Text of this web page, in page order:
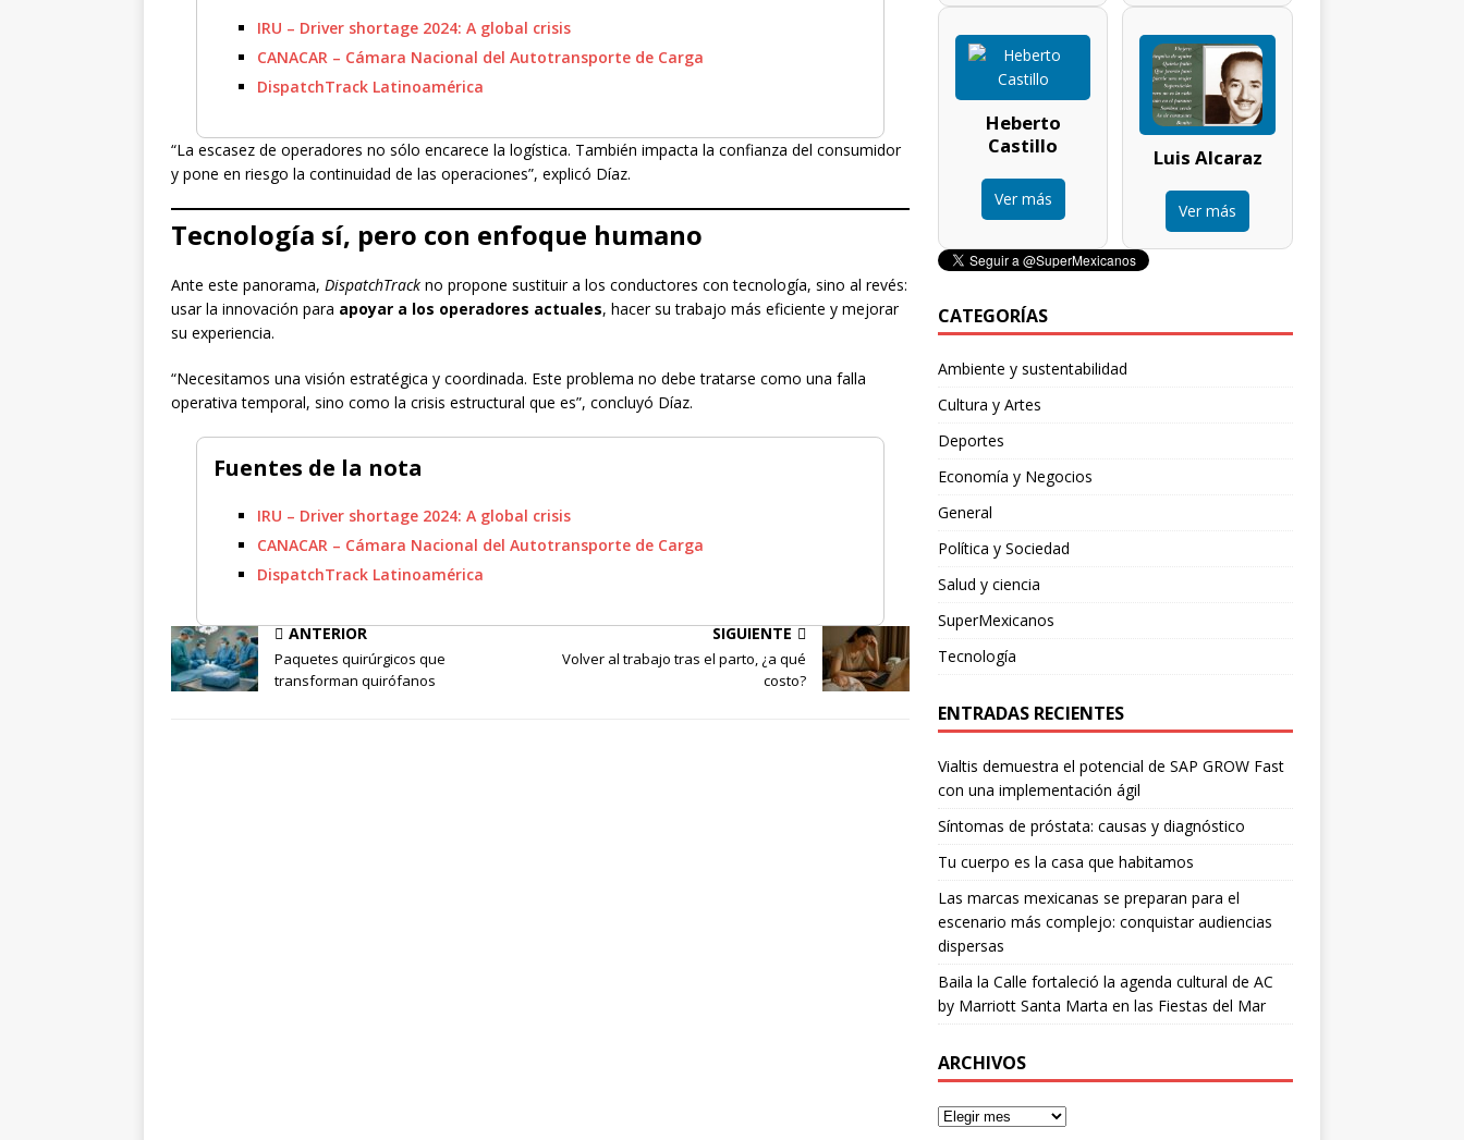
IRU – Driver shortage 2024: A global crisis
CANACAR – Cámara Nacional del Autotransporte de Carga
DispatchTrack Latinoamérica
“La escasez de operadores no sólo encarece la logística. También impacta la confianza del consumidor
y pone en riesgo la continuidad de las operaciones”, explicó Díaz.
Tecnología sí, pero con enfoque humano
Ante este panorama, DispatchTrack no propone sustituir a los conductores con tecnología, sino al revés:
usar la innovación para apoyar a los operadores actuales, hacer su trabajo más eficiente y mejorar
su experiencia.
“Necesitamos una visión estratégica y coordinada. Este problema no debe tratarse como una falla
operativa temporal, sino como la crisis estructural que es”, concluyó Díaz.
Fuentes de la nota
IRU – Driver shortage 2024: A global crisis
CANACAR – Cámara Nacional del Autotransporte de Carga
DispatchTrack Latinoamérica
ANTERIOR
Paquetes quirúrgicos que
transforman quirófanos
SIGUIENTE
Volver al trabajo tras el parto, ¿a qué
costo?
Heberto
Castillo
Ver más
Luis Alcaraz
Ver más
CATEGORÍAS
Ambiente y sustentabilidad
Cultura y Artes
Deportes
Economía y Negocios
General
Política y Sociedad
Salud y ciencia
SuperMexicanos
Tecnología
ENTRADAS RECIENTES
Vialtis demuestra el potencial de SAP GROW Fast
con una implementación ágil
Síntomas de próstata: causas y diagnóstico
Tu cuerpo es la casa que habitamos
Las marcas mexicanas se preparan para el
escenario más complejo: conquistar audiencias
dispersas
Baila la Calle fortaleció la agenda cultural de AC
by Marriott Santa Marta en las Fiestas del Mar
ARCHIVOS